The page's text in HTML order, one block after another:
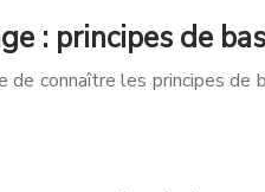
: principes de
connaître les principes